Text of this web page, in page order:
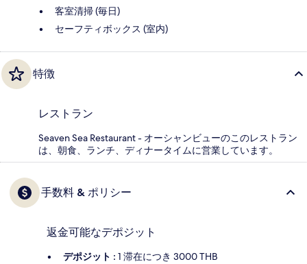
客室清掃 (毎日)
セーフティボックス (室内)
特徴
レストラン
Seaven Sea Restaurant - オーシャンビューのこのレストラン
は、朝食、ランチ、ディナータイムに営業しています。
手数料 & ポリシー
返金可能なデポジット
デポジット : 1 滞在につき 3000 THB